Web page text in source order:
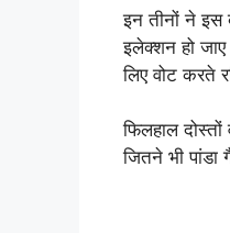
इन तीनों ने इस
इलेक्शन हो
लिए वोट करते
फिलहाल
जितने भी